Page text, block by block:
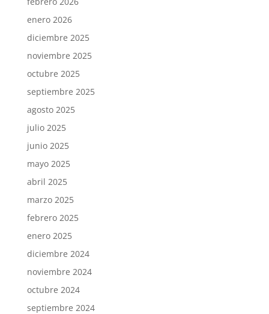
enero 2026
diciembre 2025
noviembre 2025
octubre 2025
septiembre 2025
agosto 2025
julio 2025
junio 2025
mayo 2025
abril 2025
marzo 2025
febrero 2025
enero 2025
diciembre 2024
noviembre 2024
octubre 2024
septiembre 2024